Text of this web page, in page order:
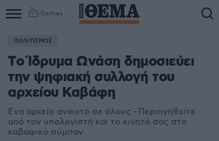
Games
1
2
ΠΟΛΙΤΙΣΜΟΣ
Τo Ίδρυμα Ωνάση δημοσιεύει
την ψηφιακή συλλογή του
αρχείου Καβάφη
Ένα αρχείο ανοιχτό σε όλους - Περιηγηθείτε
από τον υπολογιστή και το κινητό σας στο
καβαφικό σύμπαν